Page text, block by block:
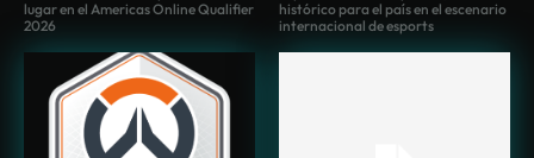
lugar en el Americas Online Qualifier
2026
histórico para el país en el escenario
internacional de esports